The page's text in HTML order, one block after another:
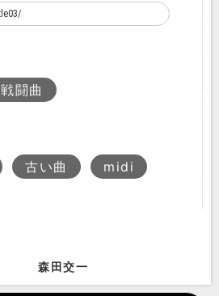
戦闘曲
古い曲
midi
森田交一